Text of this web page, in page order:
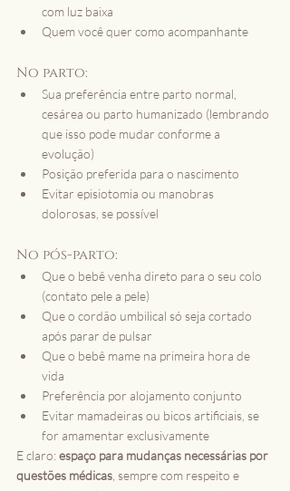
com luz baixa
Quem você quer como acompanhante
No parto:
Sua preferência entre parto normal,
cesárea ou parto humanizado (lembrando
que isso pode mudar conforme a
evolução)
Posição preferida para o nascimento
Evitar episiotomia ou manobras
dolorosas, se possível
No pós-parto:
Que o bebê venha direto para o seu colo
(contato pele a pele)
Que o cordão umbilical só seja cortado
após parar de pulsar
Que o bebê mame na primeira hora de
vida
Preferência por alojamento conjunto
Evitar mamadeiras ou bicos artificiais, se
for amamentar exclusivamente
E claro: espaço para mudanças necessárias por
questões médicas , sempre com respeito e